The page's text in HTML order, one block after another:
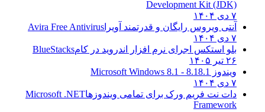
Development Kit (JDK)
۷ دی ۱۴۰۴
آنتی ویروس رایگان و قدرتمند آویرا Avira Free Antivirus
۷ دی ۱۴۰۴
بلو استکس اجرای نرم افزار اندروید در کامBlueStacks
۲۶ تیر ۱۴۰۵
ویندوز 8.1
8.1 - Microsoft Windows 8.1
۷ دی ۱۴۰۴
دات نت فریم ورک برای تمامی ویندوزهاMicrosoft .NET
Framework